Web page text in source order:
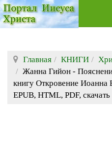
Главная КНИГИ
Жанна Гийон -
книгу Откровение Иоанна
EPUB, HTML, PDF, скачать